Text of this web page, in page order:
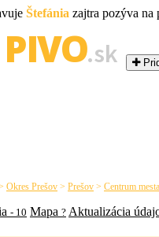
Štefánia zajtra pozýva na
PIVO.sk
Okres Prešov > Prešov > Centrum mesta
- 10 Mapa ? Aktualizácia